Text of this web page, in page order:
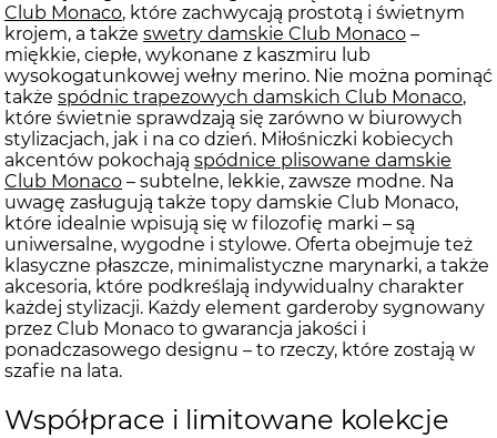
Club Monaco, które zachwycają prostotą i świetnym
krojem, a także swetry damskie Club Monaco –
miękkie, ciepłe, wykonane z kaszmiru lub
wysokogatunkowej wełny merino. Nie można pominąć
także spódnic trapezowych damskich Club Monaco,
które świetnie sprawdzają się zarówno w biurowych
stylizacjach, jak i na co dzień. Miłośniczki kobiecych
akcentów pokochają spódnice plisowane damskie
Club Monaco – subtelne, lekkie, zawsze modne. Na
uwagę zasługują także topy damskie Club Monaco,
które idealnie wpisują się w filozofię marki – są
uniwersalne, wygodne i stylowe. Oferta obejmuje też
klasyczne płaszcze, minimalistyczne marynarki, a także
akcesoria, które podkreślają indywidualny charakter
każdej stylizacji. Każdy element garderoby sygnowany
przez Club Monaco to gwarancja jakości i
ponadczasowego designu – to rzeczy, które zostają w
szafie na lata.
Współprace i limitowane kolekcje